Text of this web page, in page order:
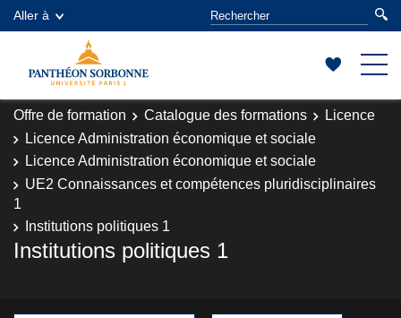
Aller à
Offre de formation Catalogue des formations
Licence
Licence Administration économique et sociale
Licence Administration économique et sociale
UE2 Connaissances et compétences pluridisciplinaires
1
Institutions politiques 1
Institutions politiques 1